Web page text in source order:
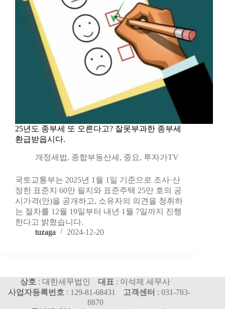
25년도 종부세 또 오른다고? 잘못부과한 종부세
환급받읍시다.
개정세법, 종합부동산세 , 중요, 투자가TV
국토교통부는 2025년 1월 1일 기준으로 조사·산
정한 표준지 60만 필지와 표준주택 25만 호의 공
시가격(안)을 공개하고, 소유자의 의견을 청취하
는 절차를 12월 19일부터 내년 1월 7일까지 진행
한다고 밝혔습니다.
tuzaga
2024-12-20
상호 : 대한세무법인 대표 : 이석제 세무사
사업자등록번호 : 129-81-68431 고객센터 : 031-783-
8870